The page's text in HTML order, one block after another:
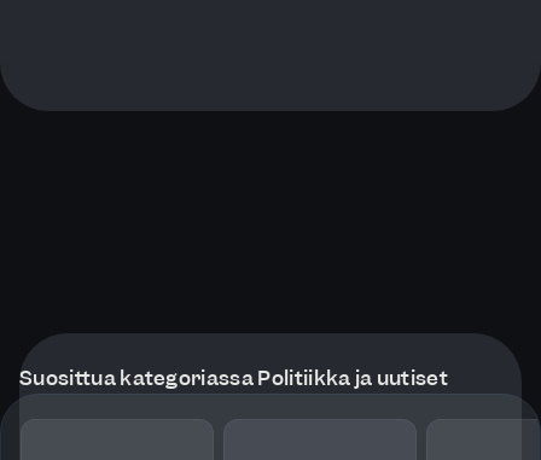
Suosittua kategoriassa Politiikka ja uutiset